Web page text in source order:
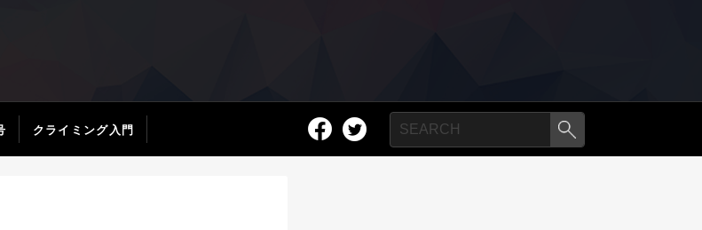
クライミング入門